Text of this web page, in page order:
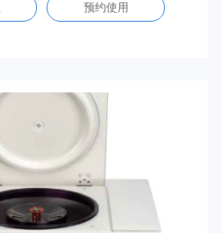
预约使用